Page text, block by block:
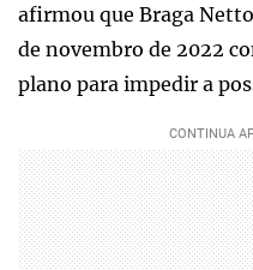
afirmou que Braga
de novembro de 2022
plano para impedir a